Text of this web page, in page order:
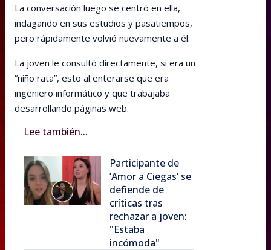
La conversación luego se centró en ella,
indagando en sus estudios y pasatiempos,
pero rápidamente volvió nuevamente a él.
La joven le consultó directamente, si era un
“niño rata”, esto al enterarse que era
ingeniero informático y que trabajaba
desarrollando páginas web.
Lee también...
Participante de
’Amor a Ciegas’ se
defiende de
críticas tras
rechazar a joven:
"Estaba
incómoda"